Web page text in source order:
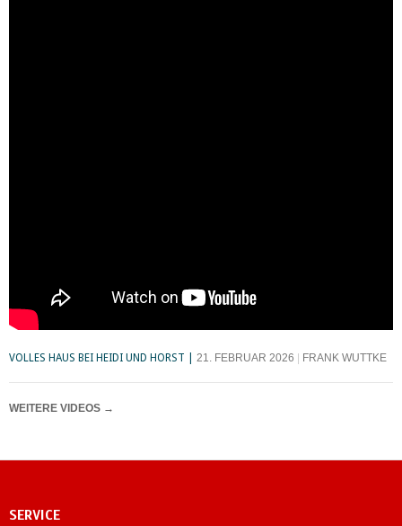
VOLLES HAUS BEI HEIDI UND HORST 21. FEBRUAR 2026 FRANK WUTTKE
WEITERE VIDEOS →
SERVICE